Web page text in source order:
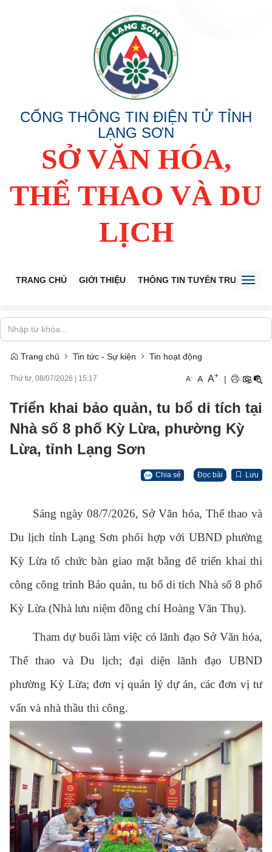
CỔNG THÔNG TIN ĐIỆN TỬ TỈNH
LẠNG SƠN
SỞ VĂN HÓA,
THỂ THAO VÀ DU
LỊCH
TRANG CHỦ GIỚI THIỆU THÔNG TIN TUYÊN TRUYỀN
Trang chủ Tin tức - Sự kiện Tin hoạt động
Thứ tư, 08/07/2026 15:17 A- A A+ |
Triển khai bảo quản, tu bổ di tích tại
Nhà số 8 phố Kỳ Lừa, phường Kỳ
Lừa, tỉnh Lạng Sơn
Chia sẻ Đọc bài Lưu
Sáng ngày 08/7/2026, Sở Văn hóa, Thể thao và
Du lịch tỉnh Lạng Sơn phối hợp với UBND phường
Kỳ Lừa tổ chức bàn giao mặt bằng để triển khai thi
công công trình Bảo quản, tu bổ di tích Nhà số 8 phố
Kỳ Lừa (Nhà lưu niệm đồng chí Hoàng Văn Thụ).
Tham dự buổi làm việc có lãnh đạo Sở Văn hóa,
Thể thao và Du lịch; đại diện lãnh đạo UBND
phường Kỳ Lừa; đơn vị quản lý dự án, các đơn vị tư
vấn và nhà thầu thi công.